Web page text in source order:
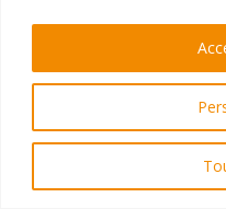
© Théâtre de la Toison d'Or